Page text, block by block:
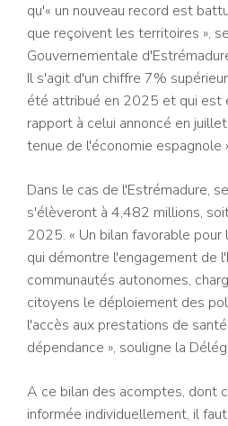
qu'« un nouveau record est
que reçoivent les territoires »,
Gouvernementale
Il s'agit d'un chiffre 7%
été attribué en 2025 et qui est
rapport à celui annoncé en
tenue de l'économie espagnole
Dans le cas de l'Estrémadure,
s'élèveront à 4,482 millions,
2025. « Un bilan favorable
qui démontre l'engagement de
communautés autonomes,
citoyens le déploiement des
l'accès aux prestations de
dépendance », souligne la
A ce bilan des acomptes, dont
informée individuellement, il